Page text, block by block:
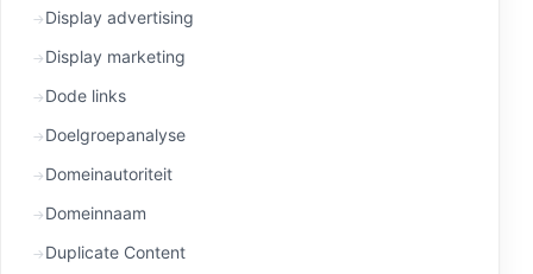
Display advertising
Display marketing
Dode links
Doelgroepanalyse
Domeinautoriteit
Domeinnaam
Duplicate Content